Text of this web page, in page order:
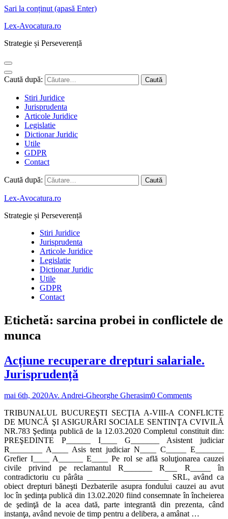
Sari la conținut (apasă Enter)
Lex-Avocatura.ro
Strategie și Perseverență
Caută după:
Stiri Juridice
Jurisprudenta
Articole Juridice
Legislatie
Dictionar Juridic
Utile
GDPR
Contact
Caută după:
Lex-Avocatura.ro
Strategie și Perseverență
Stiri Juridice
Jurisprudenta
Articole Juridice
Legislatie
Dictionar Juridic
Utile
GDPR
Contact
Etichetă: sarcina probei in conflictele de
munca
Acțiune recuperare drepturi salariale.
Jurisprudență
mai 6th, 2020Av. Andrei-Gheorghe Gherasim0 Comments
TRIBUNALUL BUCUREŞTI SECŢIA A-VIII-A CONFLICTE
DE MUNCĂ ŞI ASIGURĂRI SOCIALE SENTINŢA CVIVILĂ
NR.783 Şedinţa publică de la 12.03.2020 Completul constituit din:
PREŞEDINTE P______ I____ G_______ Asistent judiciar
R________ A____ Asis tent judiciar N____ C_____ E_______
Grefier I____ A______ E____ Pe rol se află soluţionarea cauzei
civile privind pe reclamantul R_______ R___ R_____ în
contradictoriu cu pârâta ____________________ SRL, având ca
obiect drepturi băneşti Dezbaterile asupra fondului cauzei au avut
loc în şedinţa publică din 13.02.2020 fiind consemnate în încheierea
de şedinţă de la acea dată, parte integrantă din prezenta, când
instanţa, având nevoie de timp pentru a delibera, a amânat …